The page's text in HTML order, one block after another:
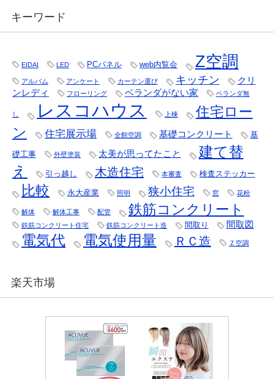
キーワード
EIDAI LED PCパネル web内覧会 Z空調
アルバム アンケート カーテン選び キッチン
クリ
ンレディ
フローリング ベランダがない家 ベランダ無
し レスコハウス 上棟
住宅ロー
ン
住宅展示場 全館空調 基礎コンクリート 基
礎工事 外壁塗装 太美が思ってたこと
建て替
え
引っ越し 木造住宅 本審査 検査ステッカー
比較 永大産業 照明 狭小住宅 窓 花粉
解体 解体工事 配管 鉄筋コンクリート
鉄筋コンクリート住宅 鉄筋コンクリート造 間取り 間取図
電気代 電気使用量 ＲＣ造 Ｚ空調
楽天市場